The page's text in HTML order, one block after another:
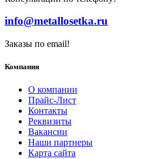
info@metallosetka.ru
Заказы по email!
Компания
О компании
Прайс-Лист
Контакты
Реквизиты
Вакансии
Наши партнеры
Карта сайта